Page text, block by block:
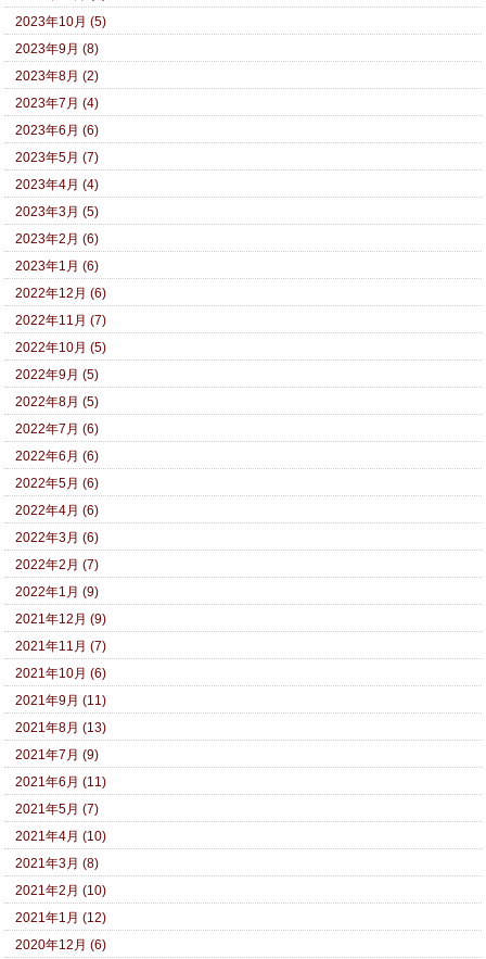
2023年10月 (5)
2023年9月 (8)
2023年8月 (2)
2023年7月 (4)
2023年6月 (6)
2023年5月 (7)
2023年4月 (4)
2023年3月 (5)
2023年2月 (6)
2023年1月 (6)
2022年12月 (6)
2022年11月 (7)
2022年10月 (5)
2022年9月 (5)
2022年8月 (5)
2022年7月 (6)
2022年6月 (6)
2022年5月 (6)
2022年4月 (6)
2022年3月 (6)
2022年2月 (7)
2022年1月 (9)
2021年12月 (9)
2021年11月 (7)
2021年10月 (6)
2021年9月 (11)
2021年8月 (13)
2021年7月 (9)
2021年6月 (11)
2021年5月 (7)
2021年4月 (10)
2021年3月 (8)
2021年2月 (10)
2021年1月 (12)
2020年12月 (6)